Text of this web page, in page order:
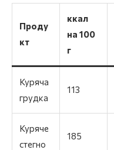
Проду
кт
ккал
на 100
г
Куряча
грудка
113
Куряче
стегно
185